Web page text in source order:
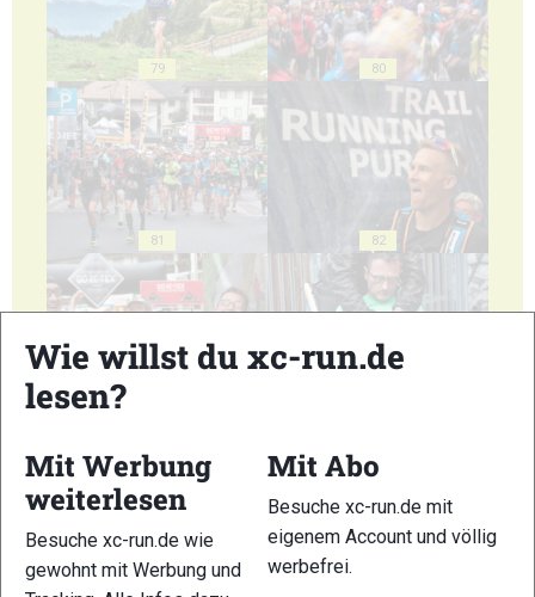
79 80
81 82
Wie willst du xc-run.de
lesen?
Mit Werbung
weiterlesen
Besuche xc-run.de wie
gewohnt mit Werbung und
Mit Abo
Besuche xc-run.de mit
eigenem Account und völlig
werbefrei.